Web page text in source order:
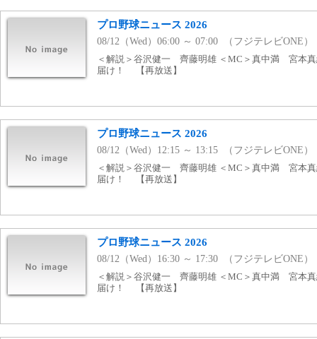
プロ野球ニュース 2026
08/12（Wed）06:00 ～ 07:00 （フジテレビONE）
＜解説＞谷沢健一 齊藤明雄 ＜MC＞真中満 宮本
届け！ 【再放送】
プロ野球ニュース 2026
08/12（Wed）12:15 ～ 13:15 （フジテレビONE）
＜解説＞谷沢健一 齊藤明雄 ＜MC＞真中満 宮本
届け！ 【再放送】
プロ野球ニュース 2026
08/12（Wed）16:30 ～ 17:30 （フジテレビONE）
＜解説＞谷沢健一 齊藤明雄 ＜MC＞真中満 宮本
届け！ 【再放送】